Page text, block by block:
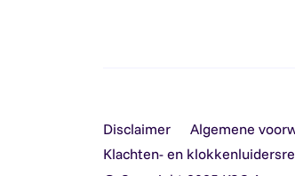
Disclaimer Algemene
Klachten- en